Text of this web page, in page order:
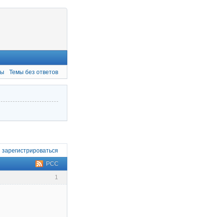
Темы без ответов
зарегистрироваться
РСС
1